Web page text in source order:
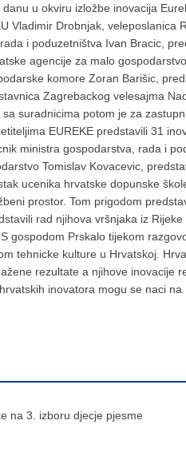
u okviru izložbe inovacija
Vladimir Drobnjak, veleposlanica
i poduzetništva Ivan Bracic,
agencije za malo
komore Zoran Barišic,
Zagrebackog velesajma
suradnicima potom je za
EUREKE predstavili 31
ministra gospodarstva, rada i
Tomislav Kovacevic,
ucenika hrvatske dopunske
prostor. Tom prigodom
rad njihova vršnjaka iz
gospodom Prskalo tijekom
tehnicke kulture u Hrvatskoj.
rezultate a njihove inovacije
inovatora mogu se naci
na 3. izboru djecje pjesme